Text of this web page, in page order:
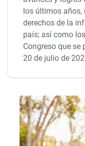
los últimos años,
derechos de la
país; así como
Congreso que se
20 de julio de